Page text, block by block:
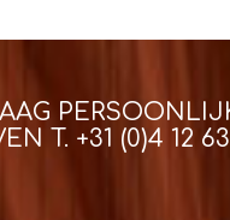
T. +31 (0)4 12